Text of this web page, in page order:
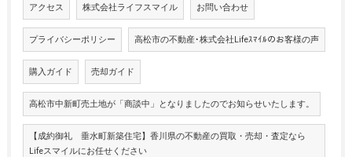
アクセス 株式会社ライフスマイル お問い合わせ
プライバシーポリシー 高松市の不動産･株式会社Lifeｽﾏｲﾙのお客様の声
購入ガイド 売却ガイド
高松市中新町売土地が「商談中」となりましたのでお知らせいたします。
【成約御礼 垂水町新築住宅】香川県の不動産の買取・売却・査定なら
Lifeスマイルにお任せください